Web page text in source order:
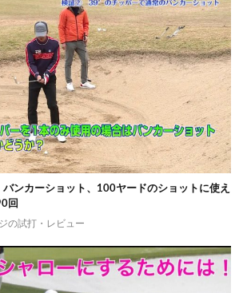
ンカーショット、100ヤードのショットに使え
回
の試打・レビュー